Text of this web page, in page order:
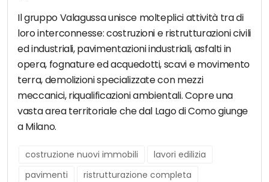
Il gruppo Valagussa unisce molteplici attività tra di
loro interconnesse: costruzioni e ristrutturazioni civili
ed industriali, pavimentazioni industriali, asfalti in
opera, fognature ed acquedotti, scavi e movimento
terra, demolizioni specializzate con mezzi
meccanici, riqualificazioni ambientali. Copre una
vasta area territoriale che dal Lago di Como giunge
a Milano.
costruzione nuovi immobili
lavori edilizia
pavimenti
ristrutturazione completa